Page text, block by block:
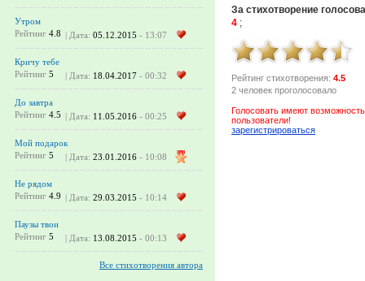
Утром
Рейтинг 4.8 | Дата: 05.12.2015 - 13:07
Кричу тебе
Рейтинг 5 | Дата: 18.04.2017 - 00:32
До завтра
Рейтинг 4.5 | Дата: 11.05.2016 - 00:25
Мой подарок
Рейтинг 5 | Дата: 23.01.2016 - 10:08
Не рядом
Рейтинг 4.9 | Дата: 29.03.2015 - 10:14
Паузы твои
Рейтинг 5 | Дата: 13.08.2015 - 00:13
Все стихотворения автора
За стихотворение
4 ;
Рейтинг стихотворения: 4.5
2 человек проголосовало
Голосовать имеют
пользователи!
зарегистрироваться